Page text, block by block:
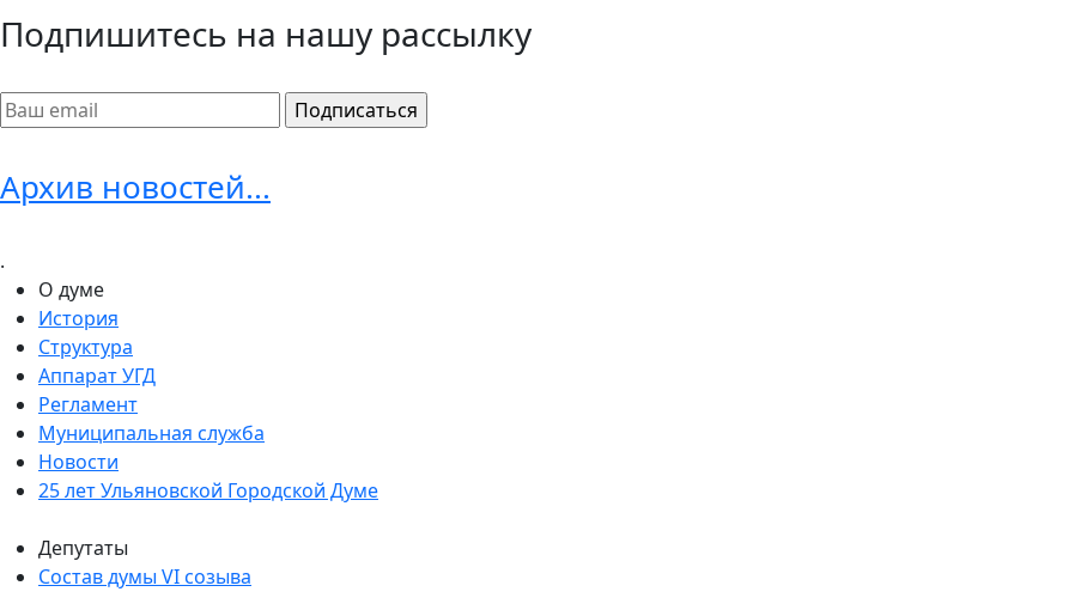
Подпишитесь на нашу рассылку
Архив новостей...
.
О думе
История
Структура
Аппарат УГД
Регламент
Муниципальная служба
Новости
25 лет Ульяновской Городской Думе
Депутаты
Состав думы VI созыва